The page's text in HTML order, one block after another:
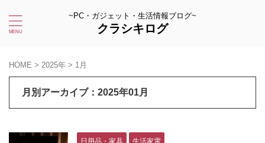
~PC・ガジェット・生活情報ブログ~
クラシキログ
HOME > 2025年 > 1月
月別アーカイブ：2025年01月
日用品・家具 生活家電